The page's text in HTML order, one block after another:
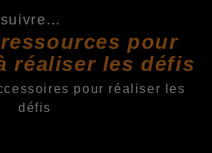
suivre…
pour
réaliser les défis
pour réaliser les
défis